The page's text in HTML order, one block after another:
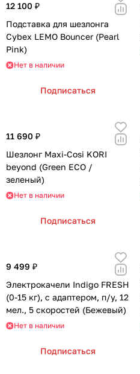
12 100 ₽
Подставка для шезлонга
Cybex LEMO Bouncer (Pearl
Pink)
Нет в наличии
Подписаться
11 690 ₽
Шезлонг Maxi-Cosi KORI
beyond (Green ECO /
зеленый)
Нет в наличии
Подписаться
9 499 ₽
Электрокачели Indigo FRESH
(0-15 кг), с адаптером, п/у, 12
мел., 5 скоростей (Бежевый)
Нет в наличии
Подписаться